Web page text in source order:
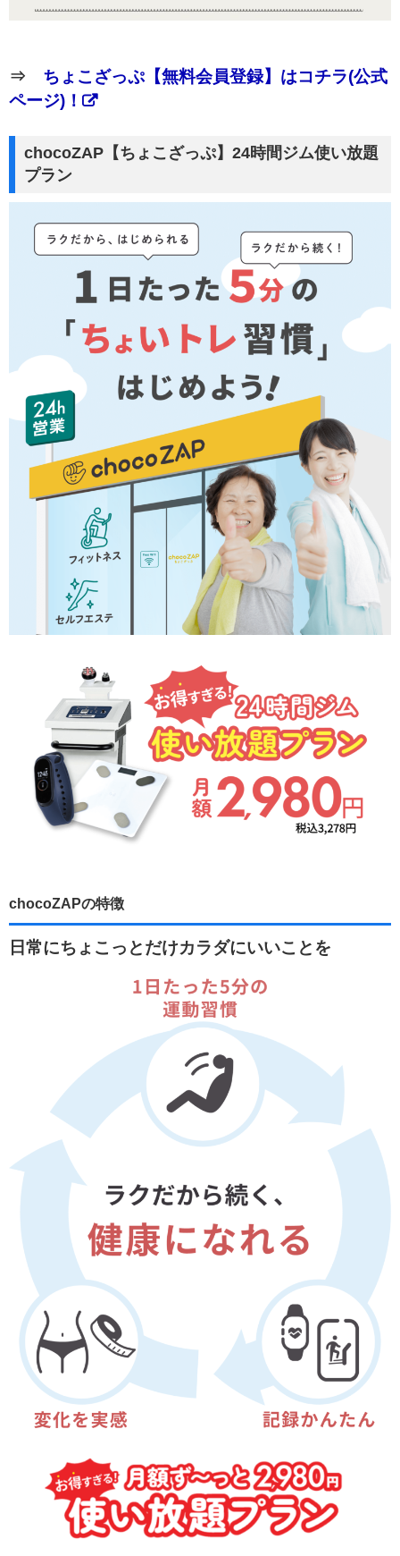
⇒ ちょこざっぷ【無料会員登録】はコチラ(公式
ページ)！
chocoZAP【ちょこざっぷ】24時間ジム使い放題
プラン
chocoZAPの特徴
日常にちょこっとだけカラダにいいことを